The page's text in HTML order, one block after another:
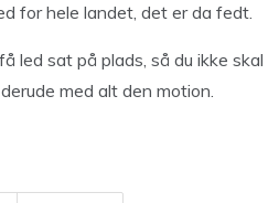
for hele landet, det er da fedt.
led sat på plads, så du ikke skal
med alt den motion.